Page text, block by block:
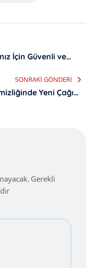
İçin Güvenli ve
SONRAKI GÖNDERI
Yeni Çağın
Gerekli